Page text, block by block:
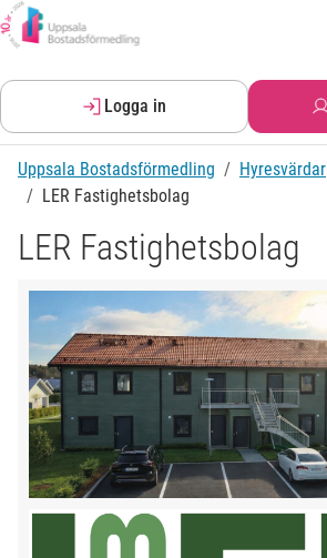
Logga in
Uppsala Bostadsförmedling Hyresvärdar
LER Fastighetsbolag
LER Fastighetsbolag